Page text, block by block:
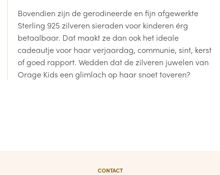
Bovendien zijn de gerodineerde en fijn afgewerkte
Sterling 925 zilveren sieraden voor kinderen érg
betaalbaar. Dat maakt ze dan ook het ideale
cadeautje voor haar verjaardag, communie, sint, kerst
of goed rapport. Wedden dat de zilveren juwelen van
Orage Kids een glimlach op haar snoet toveren?
CONTACT